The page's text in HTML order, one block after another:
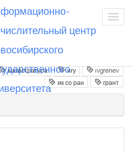
центр
магистратура нгу
ivgrenev
ик со ран
грант